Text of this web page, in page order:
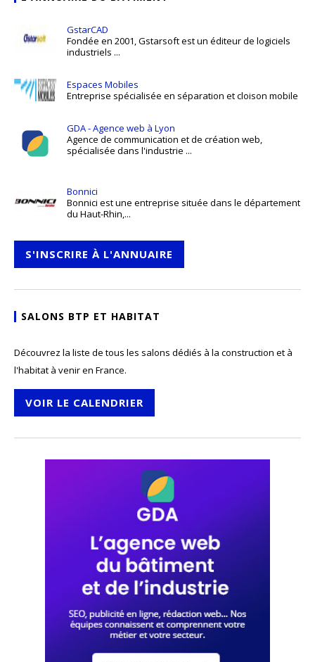
GstarCAD
Fondée en 2001, Gstarsoft est un éditeur de logiciels
industriels ...
Espaces Mobiles
Entreprise spécialisée en séparation et cloison mobile
GDA - Agence web à Lyon
Agence de communication et de création web,
spécialisée dans l'industrie ...
Bonnici
Bonnici est une entreprise située dans le département
du Haut-Rhin,...
S'INSCRIRE À L'ANNUAIRE
SALONS BTP ET HABITAT
Découvrez la liste de tous les salons dédiés à la construction et à
l'habitat à venir en France.
VOIR LE CALENDRIER